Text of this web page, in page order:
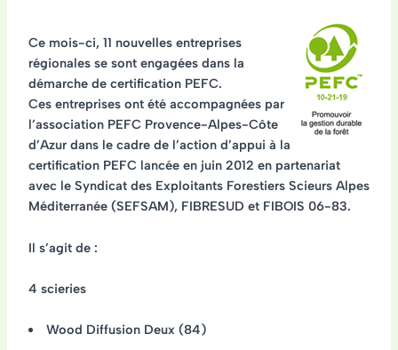
Ce mois-ci, 11 nouvelles entreprises
régionales se sont engagées dans la
démarche de certification PEFC.
Ces entreprises ont été accompagnées par
l’association PEFC Provence-Alpes-Côte
d’Azur dans le cadre de l’action d’appui à la
certification PEFC lancée en juin 2012 en partenariat
avec le Syndicat des Exploitants Forestiers Scieurs Alpes
Méditerranée (SEFSAM), FIBRESUD et FIBOIS 06-83.
Il s’agit de :
4 scieries
Wood Diffusion Deux (84)